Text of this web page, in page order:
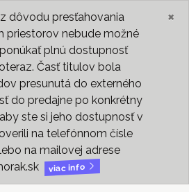
dôvodu presťahovania
priestorov nebude možné
plnú dostupnosť
Časť titulov bola
presunutá do externého
do predajne po konkrétny
ste si jeho dostupnosť v
na telefónnom čísle
na mailovej adrese
viac info
×